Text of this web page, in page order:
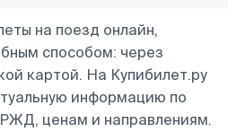
на поезд онлайн,
способом: через
картой. На Купибилет.ру
информацию по
ценам и направлениям.